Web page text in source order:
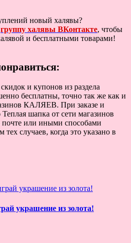
новый халявы?
группу халявы ВКонтакте, чтобы
и бесплатными товарами!
и купонов из раздела
бесплатны, точно так же как и
КАЛЯЕВ. При заказе и
шапка от сети магазинов
или иными способами
случаев, когда это указано в
украшение из золота!